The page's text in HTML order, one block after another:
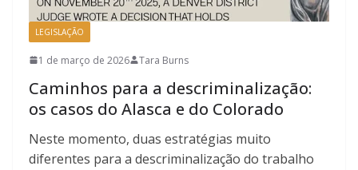
LEGISLAÇÃO
1 de março de 2026 Tara Burns
Caminhos para a descriminalização:
os casos do Alasca e do Colorado
Neste momento, duas estratégias muito
diferentes para a descriminalização do trabalho